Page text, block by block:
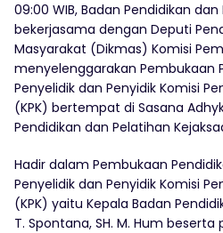
09:00 WIB, Badan Pendidikan
bekerjasama dengan Deputi
Masyarakat (Dikmas) Komisi
menyelenggarakan Pembukaan
Penyelidik dan Penyidik Komisi
(KPK) bertempat di Sasana
Pendidikan dan Pelatihan
Hadir dalam Pembukaan
Penyelidik dan Penyidik Komisi
(KPK) yaitu Kepala Badan
T. Spontana, SH. M. Hum beserta